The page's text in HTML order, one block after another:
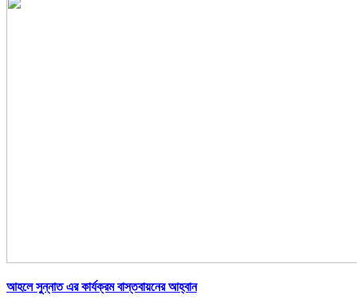
আহলে সুন্নাত এর কার্যক্রম বাস্তবায়নের আহ্বান